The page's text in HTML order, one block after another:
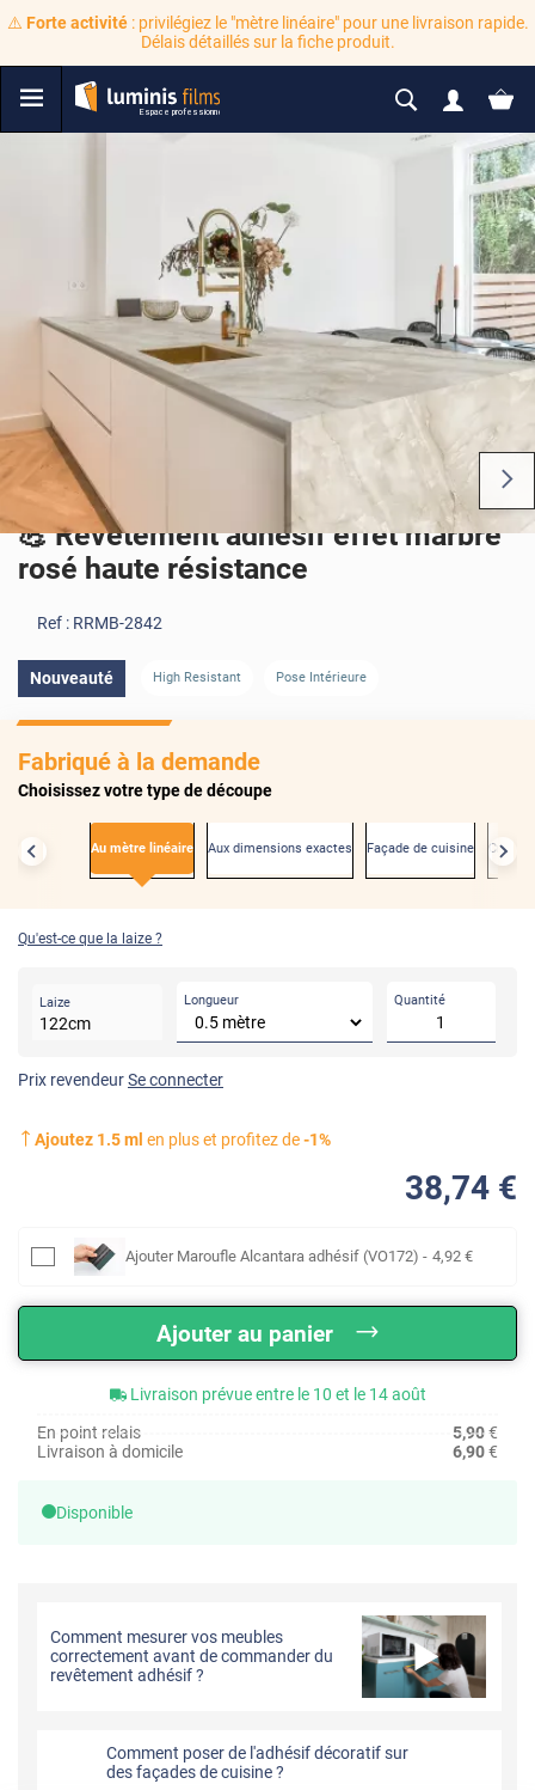
⚠️ Forte activité: privilégiez le "mètre linéaire" pour une livraison rapide.
Délais détaillés sur la fiche produit.
💪 Revêtement adhésif effet marbre
rosé haute résistance
Ref : RRMB-2842
Nouveauté High Resistant Pose Intérieure
Fabriqué à la demande
Choisissez votre type de découpe
Au mètre linéaire Aux dimensions exactes Façade de cuisine
Qu'est-ce que la laize ?
Laize
122cm
Longueur Quantité
Prix revendeurSe connecter
Ajoutez 1.5ml en plus et profitez de-1%
38,74 €
Ajouter Maroufle Alcantara adhésif (VO172) - 4,92 €
Ajouter au panier
Livraison prévue entre le 10 et le 14 août
En point relais
5,90€
Livraison à domicile
6,90€
Disponible
Comment mesurer vos meubles
correctement avant de commander du
revêtement adhésif ?
Comment poser de l'adhésif décoratif sur
des façades de cuisine ?